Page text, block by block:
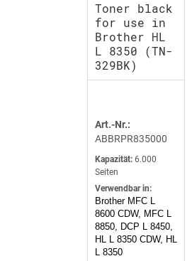
Toner black
for use in
Brother HL
L 8350 (TN-
329BK)
Art.-Nr.:
ABBRPR835000
Kapazität: 6.000
Seiten
Verwendbar in:
Brother MFC L
8600 CDW, MFC L
8850, DCP L 8450,
HL L 8350 CDW, HL
L 8350